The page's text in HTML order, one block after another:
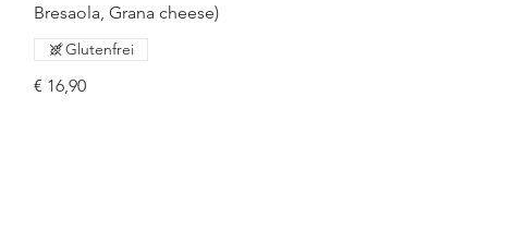
Bresaola, Grana cheese)
€ 16,90
Glutenfrei